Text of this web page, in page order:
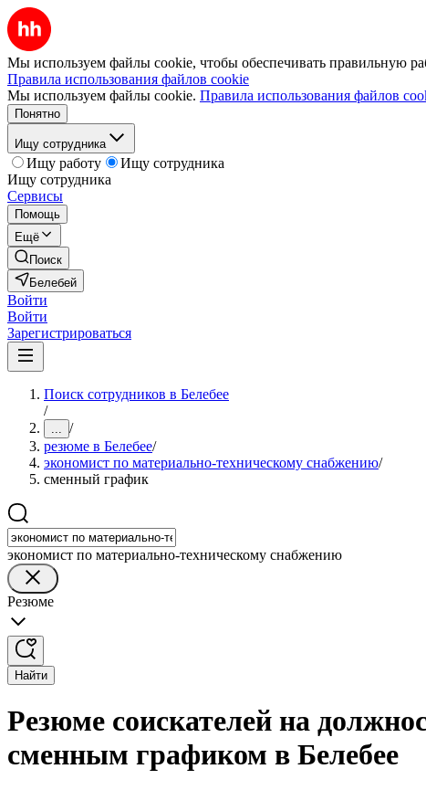
Мы используем файлы cookie, чтобы обеспечивать правильную
Правила использования файлов cookie
Мы используем файлы cookie. Правила использования файлов
Понятно
Ищу сотрудника
Ищу работу
Ищу сотрудника
Ищу сотрудника
Сервисы
Помощь
Ещё
Поиск
Белебей
Войти
Войти
Зарегистрироваться
Поиск сотрудников в Белебее
/
... /
резюме в Белебее/
экономист по материально-техническому снабжению/
сменный график
экономист по материально-техническому снабжению
Резюме
Найти
Резюме соискателей на
сменным графиком в Белебее